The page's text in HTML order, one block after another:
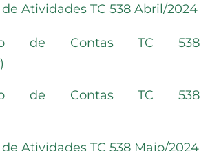
Atividades TC 538 Abril/2024
de Contas TC 538
de Contas TC 538
Atividades TC 538 Maio/2024